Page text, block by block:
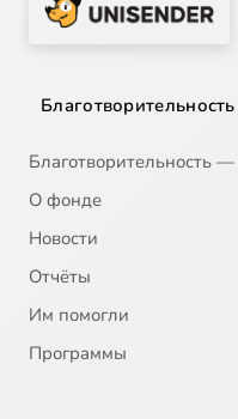
Благотворительность
Благотворительность
О фонде
Новости
Отчёты
Им помогли
Программы